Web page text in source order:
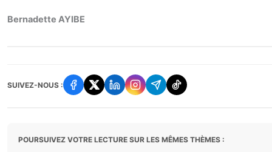
Bernadette AYIBE
SUIVEZ-NOUS :
POURSUIVEZ VOTRE LECTURE SUR LES MÊMES THÈMES :